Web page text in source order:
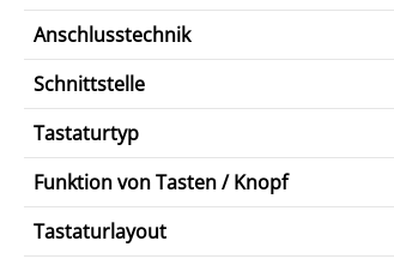
Anschlusstechnik
Schnittstelle
Tastaturtyp
Funktion von Tasten / Knopf
Tastaturlayout